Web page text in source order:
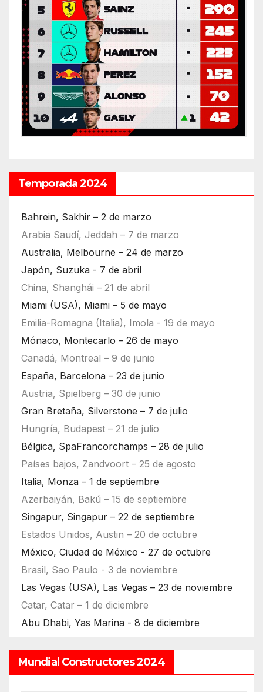
Temporada 2024
Bahrein, Sakhir – 2 de marzo
Arabia Saudí, Jeddah – 7 de marzo
Australia, Melbourne – 24 de marzo
Japón, Suzuka - 7 de abril
China, Shanghái – 21 de abril
Miami (USA), Miami – 5 de mayo
Emilia-Romagna (Italia), Imola - 19 de mayo
Mónaco, Montecarlo – 26 de mayo
Canadá, Montreal – 9 de junio
España, Barcelona – 23 de junio
Austria, Spielberg – 30 de junio
Gran Bretaña, Silverstone – 7 de julio
Hungría, Budapest – 21 de julio
Bélgica, SpaFrancorchamps – 28 de julio
Países bajos, Zandvoort – 25 de agosto
Italia, Monza – 1 de septiembre
Azerbaiyán, Bakú – 15 de septiembre
Singapur, Singapur – 22 de septiembre
Estados Unidos, Austin – 20 de octubre
México, Ciudad de México - 27 de octubre
Brasil, Sao Paulo - 3 de noviembre
Las Vegas (USA), Las Vegas – 23 de noviembre
Catar, Catar – 1 de diciembre
Abu Dhabi, Yas Marina - 8 de diciembre
Mundial Constructores 2024